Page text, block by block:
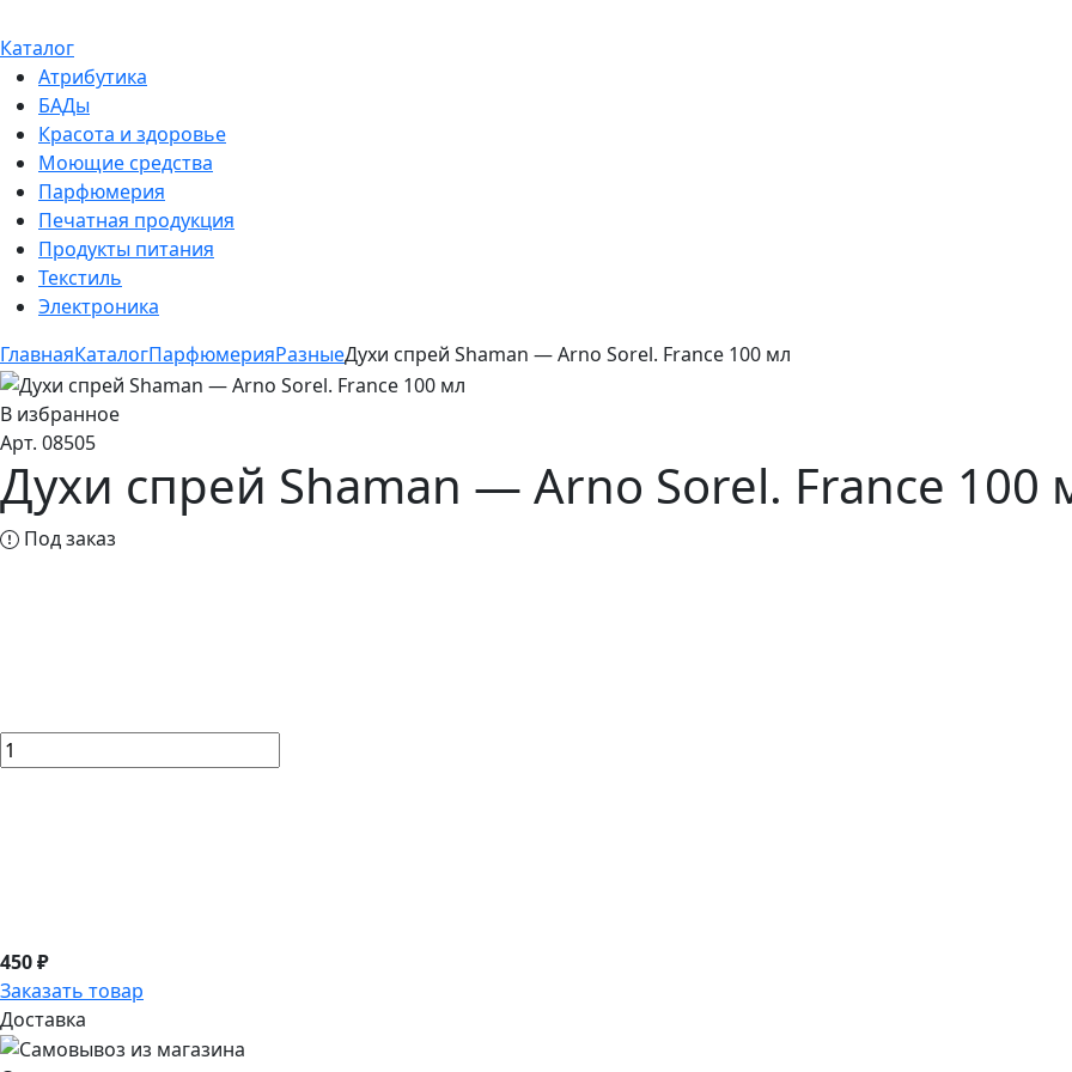
Каталог
Атрибутика
БАДы
Красота и здоровье
Моющие средства
Парфюмерия
Печатная продукция
Продукты питания
Текстиль
Электроника
ГлавнаяКаталогПарфюмерияРазныеДухи спрей Shaman — Arno Sorel. France 100 мл
В избранное
Арт. 08505
Духи спрей Shaman — Arno Sorel. France 100
Под заказ
450 ₽
Заказать товар
Доставка